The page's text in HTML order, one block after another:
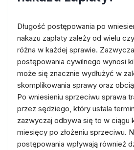
Długość postępowania po
nakazu zapłaty zależy od wielu
różna w każdej sprawie.
postępowania cywilnego wynosi
może się znacznie wydłużyć w
skomplikowania sprawy oraz
Po wniesieniu sprzeciwu sprawa
przez sędziego, który ustala
zazwyczaj odbywa się to w ciągu
miesięcy po złożeniu sprzeciwu.
postępowania wpływają również